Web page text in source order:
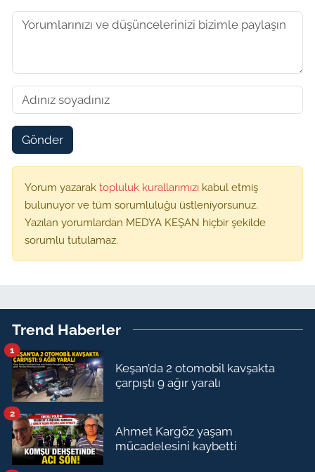
Gönder
Yorum yazarak topluluk kurallarımızı kabul etmiş
bulunuyor ve tüm sorumluluğu üstleniyorsunuz.
Yazılan yorumlardan MEDYA KEŞAN hiçbir şekilde
sorumlu tutulamaz.
Trend Haberler
Keşan’da 2 otomobil kavşakta
çarpıştı 9 ağır yaralı
1
Ahmet Kargöz yaşam
mücadelesini kaybetti
2